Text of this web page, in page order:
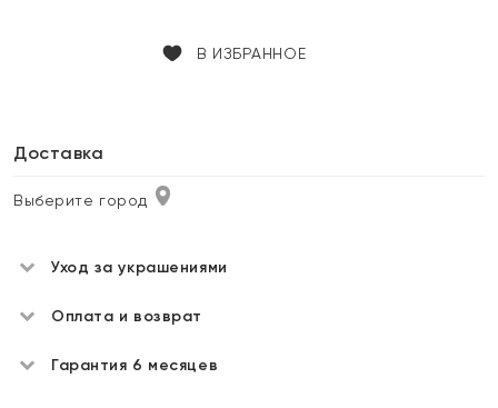
В ИЗБРАННОЕ
Доставка
Выберите город
Уход за украшениями
Оплата и возврат
Гарантия 6 месяцев